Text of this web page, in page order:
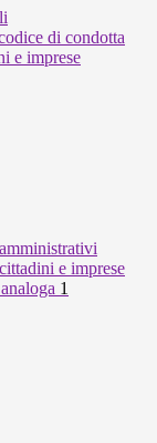
di condotta
e imprese
e imprese
1